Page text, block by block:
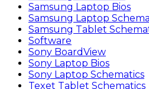
Samsung Laptop Bios
Samsung Laptop
Samsung Tablet
Software
Sony BoardView
Sony Laptop Bios
Sony Laptop Schematics
Texet Tablet Schematics